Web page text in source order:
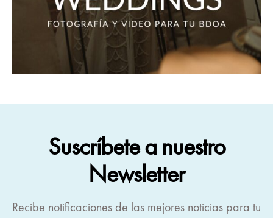
Suscríbete a nuestro
Newsletter
Recibe notificaciones de las mejores noticias para tu